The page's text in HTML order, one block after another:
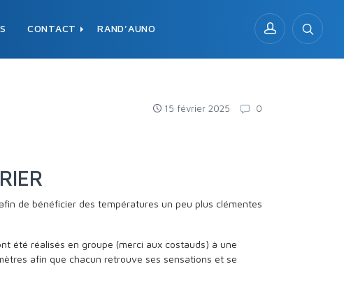
CONTACT RAND’AUNO
15 février 2025 0
de bénéficier des températures un peu plus clémentes
été réalisés en groupe (merci aux costauds) à une
afin que chacun retrouve ses sensations et se